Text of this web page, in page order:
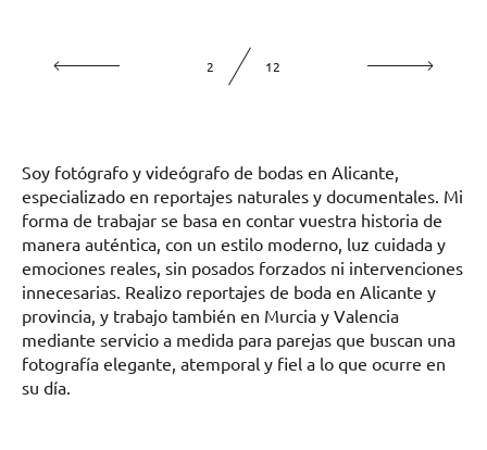
2 12
Soy fotógrafo y videógrafo de bodas en Alicante,
especializado en reportajes naturales y documentales. Mi
forma de trabajar se basa en contar vuestra historia de
manera auténtica, con un estilo moderno, luz cuidada y
emociones reales, sin posados forzados ni intervenciones
innecesarias. Realizo reportajes de boda en Alicante y
provincia, y trabajo también en Murcia y Valencia
mediante servicio a medida para parejas que buscan una
fotografía elegante, atemporal y fiel a lo que ocurre en
su día.